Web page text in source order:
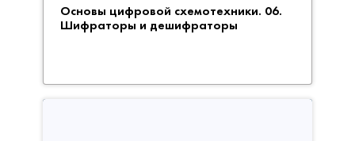
Основы цифровой схемотехники. 06.
Шифраторы и дешифраторы